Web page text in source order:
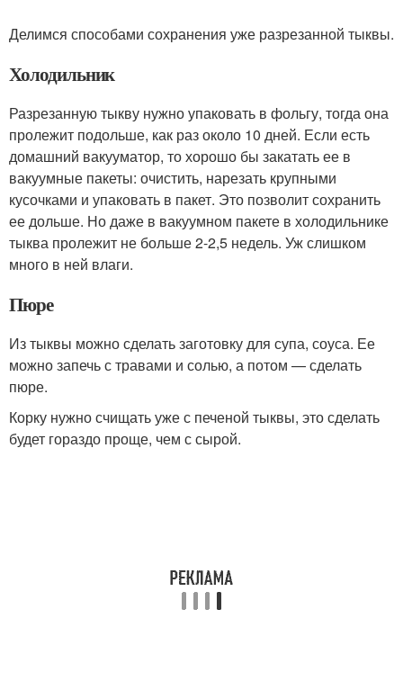
Делимся способами сохранения уже разрезанной тыквы.
Холодильник
Разрезанную тыкву нужно упаковать в фольгу, тогда она
пролежит подольше, как раз около 10 дней. Если есть
домашний вакууматор, то хорошо бы закатать ее в
вакуумные пакеты: очистить, нарезать крупными
кусочками и упаковать в пакет. Это позволит сохранить
ее дольше. Но даже в вакуумном пакете в холодильнике
тыква пролежит не больше 2-2,5 недель. Уж слишком
много в ней влаги.
Пюре
Из тыквы можно сделать заготовку для супа, соуса. Ее
можно запечь с травами и солью, а потом — сделать
пюре.
Корку нужно счищать уже с печеной тыквы, это сделать
будет гораздо проще, чем с сырой.